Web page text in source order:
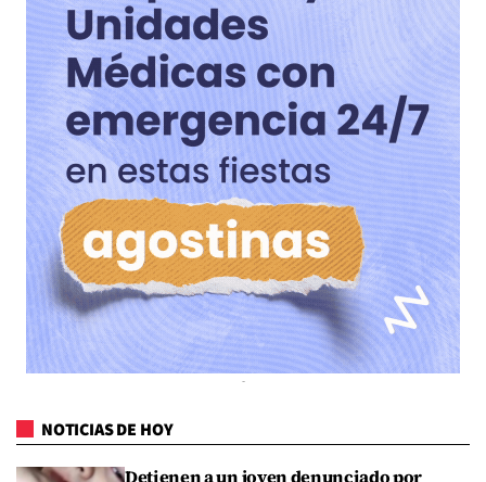
NOTICIAS DE HOY
Detienen a un joven denunciado por